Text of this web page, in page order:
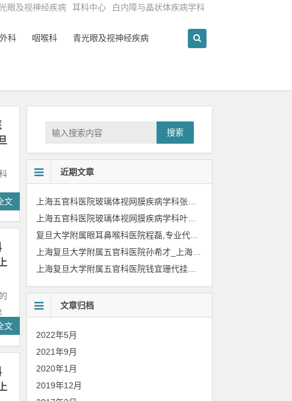
眼及视神经疾病 耳科中心 白内障与晶状体疾病学科
科 咽喉科 青光眼及视神经疾病
文
文
搜索
近期文章
文章归档
2022年5月
2021年9月
2020年1月
2019年12月